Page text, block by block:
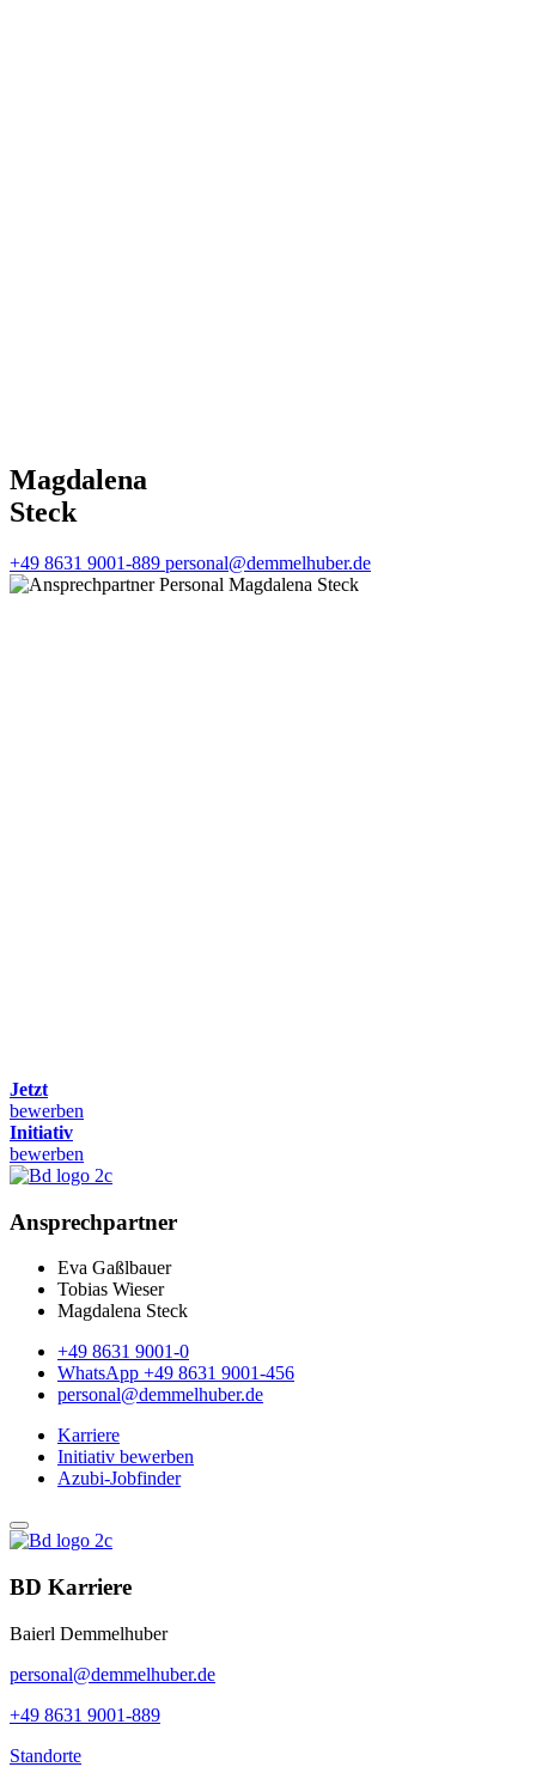
Magdalena
Steck
+49 8631 9001-889 personal@demmelhuber.de
Jetzt
bewerben
Initiativ
bewerben
Ansprechpartner
Eva Gaßlbauer
Tobias Wieser
Magdalena Steck
+49 8631 9001-0
WhatsApp +49 8631 9001-456
personal@demmelhuber.de
Karriere
Initiativ bewerben
Azubi-Jobfinder
BD Karriere
Baierl Demmelhuber
personal@demmelhuber.de
+49 8631 9001-889
Standorte